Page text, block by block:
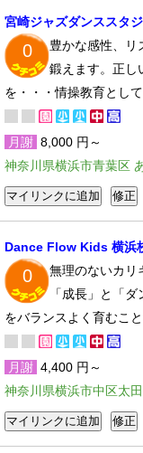
宮崎ジャズダンススタ
0
豊かな感性、リ
鍛えます。正し
を・・・情操教育とし
月謝 8,000 円～
神奈川県横浜市青葉区
Dance Flow Kids 横浜
0
無理のないカリ
「成長」と「
をバランスよく育むこ
月謝 4,400 円～
神奈川県横浜市中区太